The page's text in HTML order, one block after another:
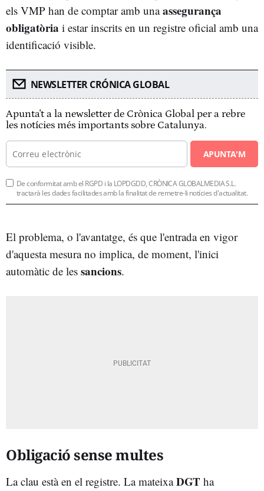
els VMP han de comptar amb unaassegurança
obligatòria i estar inscrits en un registre oficial amb una
identificació visible.
NEWSLETTER CRÓNICA GLOBAL
Apunta't a la newsletter de Crònica Global per a rebre
les notícies més importants sobre Catalunya.
APUNTA'M
De conformitat amb el RGPD i la LOPDGDD, CRÒNICA GLOBALMEDIA S.L.
tractarà les dades facilitades amb la finalitat de remetre-li notícies d'actualitat.
El problema, o l'avantatge, és que l'entrada en vigor
d'aquesta mesura no implica, de moment, l'inici
automàtic de les sancions.
Obligació sense multes
La clau està en el registre. La mateixaDGT ha